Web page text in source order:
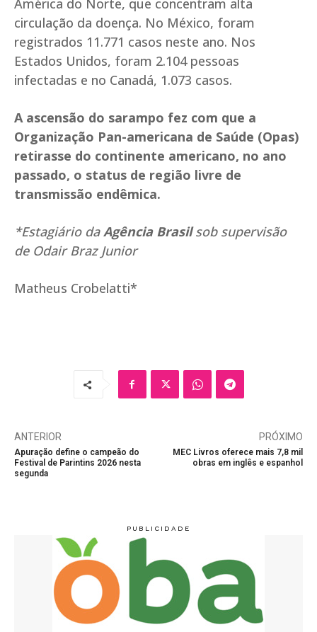
América do Norte, que concentram alta
circulação da doença. No México, foram
registrados 11.771 casos neste ano. Nos
Estados Unidos, foram 2.104 pessoas
infectadas e no Canadá, 1.073 casos.
A ascensão do sarampo fez com que a
Organização Pan-americana de Saúde (Opas)
retirasse do continente americano, no ano
passado, o status de região livre de
transmissão endêmica.
*Estagiário daAgência Brasilsob supervisão
de Odair Braz Junior
Matheus Crobelatti*
ANTERIOR
Apuração define o campeão do
Festival de Parintins 2026 nesta
segunda
PRÓXIMO
MEC Livros oferece mais 7,8 mil
obras em inglês e espanhol